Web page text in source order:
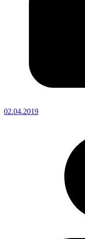
02.04.2019